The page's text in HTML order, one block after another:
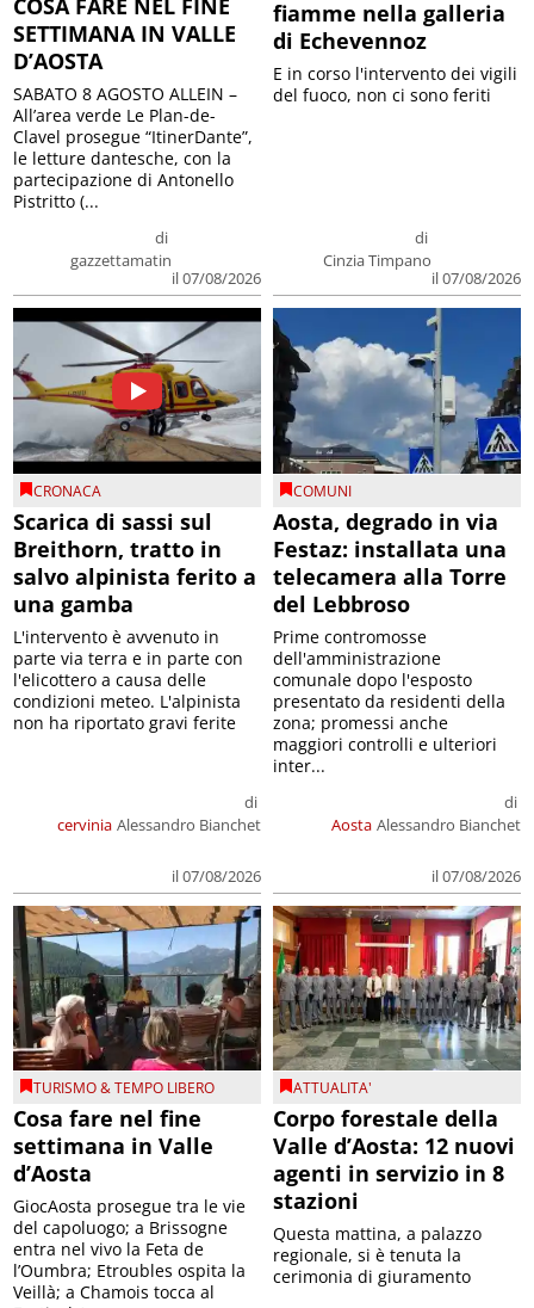
COSA FARE NEL FINE
SETTIMANA IN VALLE
D’AOSTA
di
gazzettamatin
il 07/08/2026
SABATO 8 AGOSTO ALLEIN –
All’area verde Le Plan-de-
Clavel prosegue “ItinerDante”,
le letture dantesche, con la
partecipazione di Antonello
Pistritto (...
fiamme nella galleria
di Echevennoz
di
Cinzia Timpano
il 07/08/2026
E in corso l'intervento dei vigili
del fuoco, non ci sono feriti
CRONACA
Scarica di sassi sul
Breithorn, tratto in
salvo alpinista ferito a
una gamba
cervinia
di
Alessandro Bianchet
il 07/08/2026
L'intervento è avvenuto in
parte via terra e in parte con
l'elicottero a causa delle
condizioni meteo. L'alpinista
non ha riportato gravi ferite
COMUNI
Aosta, degrado in via
Festaz: installata una
telecamera alla Torre
del Lebbroso
Aosta
di
Alessandro Bianchet
il 07/08/2026
Prime contromosse
dell'amministrazione
comunale dopo l'esposto
presentato da residenti della
zona; promessi anche
maggiori controlli e ulteriori
inter...
TURISMO & TEMPO LIBERO
Cosa fare nel fine
settimana in Valle
d’Aosta
GiocAosta prosegue tra le vie
del capoluogo; a Brissogne
entra nel vivo la Feta de
l’Oumbra; Etroubles ospita la
Veillà; a Chamois tocca al
ATTUALITA'
Corpo forestale della
Valle d’Aosta: 12 nuovi
agenti in servizio in 8
stazioni
Questa mattina, a palazzo
regionale, si è tenuta la
cerimonia di giuramento